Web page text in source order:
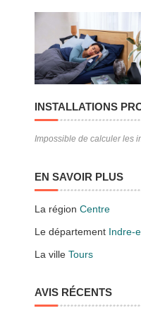
INSTALLATIONS
Impossible de calculer les
EN SAVOIR PLUS
La régionCentre
Le département Indre-
La villeTours
AVIS RÉCENTS